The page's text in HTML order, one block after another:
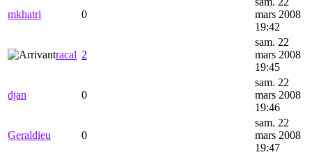
mkhatri 0
mars 2008
19:42
racal 2
sam. 22
mars 2008
19:45
djan 0
sam. 22
mars 2008
19:46
Geraldieu 0
sam. 22
mars 2008
19:47